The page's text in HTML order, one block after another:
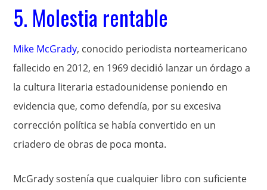
5. Molestia rentable
Mike McGrady, conocido periodista norteamericano
fallecido en 2012, en 1969 decidió lanzar un órdago a
la cultura literaria estadounidense poniendo en
evidencia que, como defendía, por su excesiva
corrección política se había convertido en un
criadero de obras de poca monta.
McGrady sostenía que cualquier libro con suficiente